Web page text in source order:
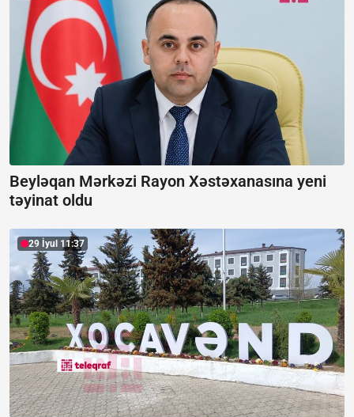
Beyləqan Mərkəzi Rayon Xəstəxanasına yeni
təyinat oldu
29 İyul 11:37